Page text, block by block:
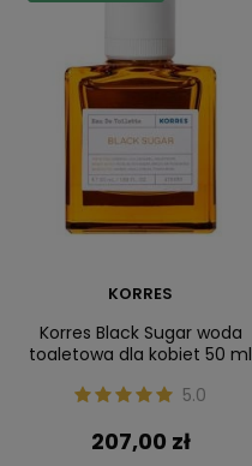
KORRES
Korres Black Sugar woda
toaletowa dla kobiet 50 ml
5.0
207,00 zł